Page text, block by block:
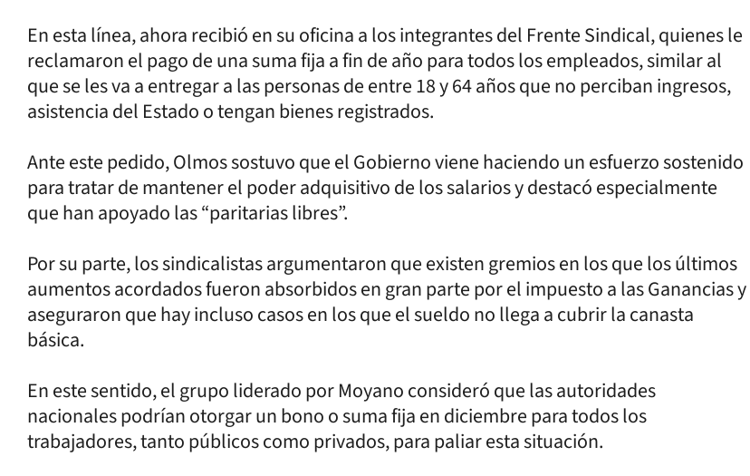
En esta línea, ahora recibió en su oficina a los integrantes del Frente Sindical, quienes le
reclamaron el pago de una suma fija a fin de año para todos los empleados, similar al
que se les va a entregar a las personas de entre 18 y 64 años que no perciban ingresos,
asistencia del Estado o tengan bienes registrados.
Ante este pedido, Olmos sostuvo que el Gobierno viene haciendo un esfuerzo sostenido
para tratar de mantener el poder adquisitivo de los salarios y destacó especialmente
que han apoyado las “paritarias libres”.
Por su parte, los sindicalistas argumentaron que existen gremios en los que los últimos
aumentos acordados fueron absorbidos en gran parte por el impuesto a las Ganancias y
aseguraron que hay incluso casos en los que el sueldo no llega a cubrir la canasta
básica.
En este sentido, el grupo liderado por Moyano consideró que las autoridades
nacionales podrían otorgar un bono o suma fija en diciembre para todos los
trabajadores, tanto públicos como privados, para paliar esta situación.